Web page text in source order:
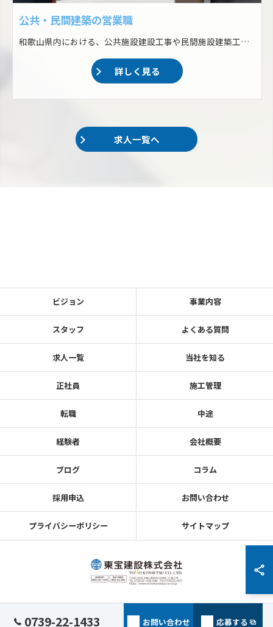
公共・民間建築の営業職
和歌山県内における、公共施設建設工事や民間施設建築工事の営業をおまかせします！ ・公共工事等の入札 ・民間建築工事の営業回り ・軽微な現場の管理（規模の大きいものは施工管理職へ任せる）
詳しく見る
求人一覧へ
0739-22-1433 お問い合わせ 応募する
ビジョン 事業内容
スタッフ よくある質問
求人一覧 当社を知る
正社員 施工管理
転職 中途
経験者 会社概要
ブログ コラム
採用申込 お問い合わせ
プライバシーポリシー サイトマップ
© 2026 和歌山県田辺市の建設の求人なら東宝建設株式会社 ALL RIGHTS